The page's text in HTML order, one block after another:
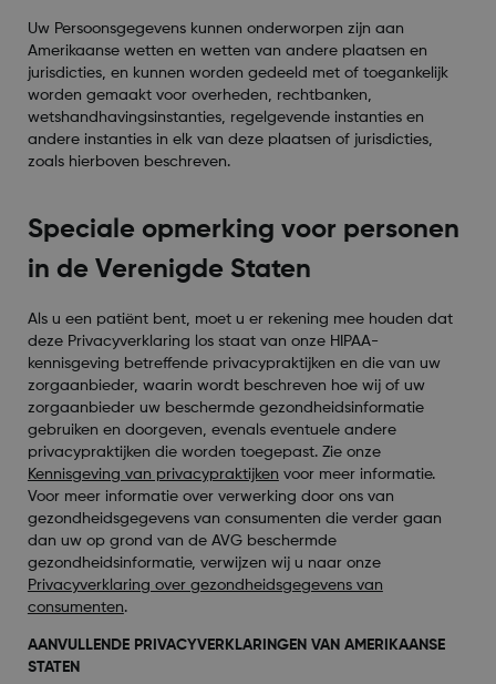
Uw Persoonsgegevens kunnen onderworpen zijn aan
Amerikaanse wetten en wetten van andere plaatsen en
jurisdicties, en kunnen worden gedeeld met of toegankelijk
worden gemaakt voor overheden, rechtbanken,
wetshandhavingsinstanties, regelgevende instanties en
andere instanties in elk van deze plaatsen of jurisdicties,
zoals hierboven beschreven.
Speciale opmerking voor personen
in de Verenigde Staten
Als u een patiënt bent, moet u er rekening mee houden dat
deze Privacyverklaring los staat van onze HIPAA-
kennisgeving betreffende privacypraktijken en die van uw
zorgaanbieder, waarin wordt beschreven hoe wij of uw
zorgaanbieder uw beschermde gezondheidsinformatie
gebruiken en doorgeven, evenals eventuele andere
privacypraktijken die worden toegepast. Zie onze
Kennisgeving van privacypraktijken voor meer informatie.
Voor meer informatie over verwerking door ons van
gezondheidsgegevens van consumenten die verder gaan
dan uw op grond van de AVG beschermde
gezondheidsinformatie, verwijzen wij u naar onze
Privacyverklaring over gezondheidsgegevens van
consumenten.
AANVULLENDE PRIVACYVERKLARINGEN VAN AMERIKAANSE
STATEN